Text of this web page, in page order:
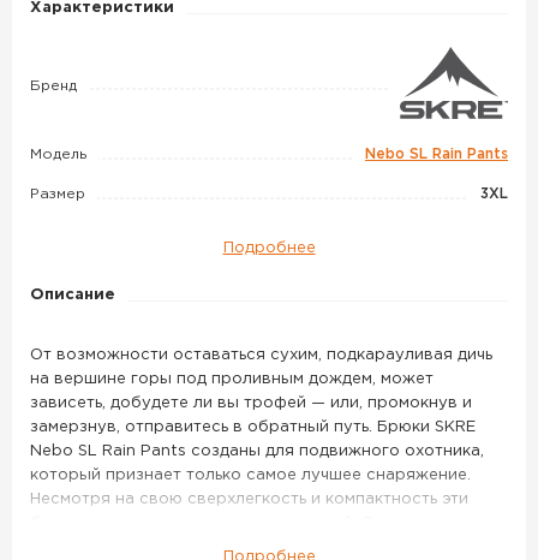
SL
Pants
MTN
Характеристики
Бренд
Модель Nebo SL Rain Pants
Размер 3XL
Подробнее
Описание
От возможности оставаться сухим, подкарауливая дичь
на вершине горы под проливным дождем, может
зависеть, добудете ли вы трофей — или, промокнув и
замерзнув, отправитесь в обратный путь. Брюки SKRE
Nebo SL Rain Pants созданы для подвижного охотника,
который признает только самое лучшее снаряжение.
Несмотря на свою сверхлегкость и компактность эти
разрабатывались как универсальные,
Подробнее